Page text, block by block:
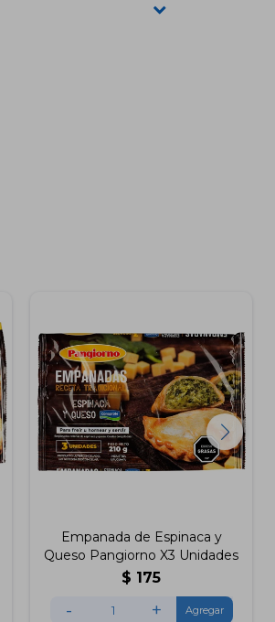
Empanada de Espinaca y
Queso Pangiorno X3 Unidades
$ 175
- +